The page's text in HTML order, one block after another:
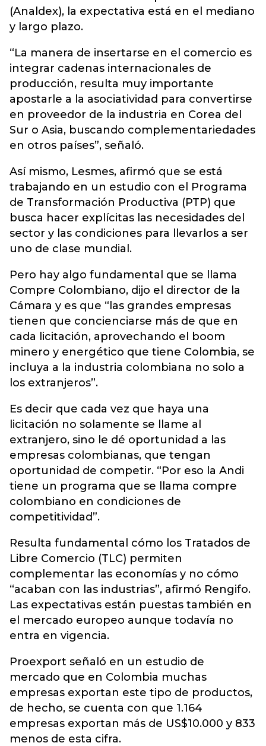
(Analdex), la expectativa está en el mediano
y largo plazo.
“La manera de insertarse en el comercio es
integrar cadenas internacionales de
producción, resulta muy importante
apostarle a la asociatividad para convertirse
en proveedor de la industria en Corea del
Sur o Asia, buscando complementariedades
en otros países”, señaló.
Así mismo, Lesmes, afirmó que se está
trabajando en un estudio con el Programa
de Transformación Productiva (PTP) que
busca hacer explícitas las necesidades del
sector y las condiciones para llevarlos a ser
uno de clase mundial.
Pero hay algo fundamental que se llama
Compre Colombiano, dijo el director de la
Cámara y es que “las grandes empresas
tienen que concienciarse más de que en
cada licitación, aprovechando el boom
minero y energético que tiene Colombia, se
incluya a la industria colombiana no solo a
los extranjeros”.
Es decir que cada vez que haya una
licitación no solamente se llame al
extranjero, sino le dé oportunidad a las
empresas colombianas, que tengan
oportunidad de competir. “Por eso la Andi
tiene un programa que se llama compre
colombiano en condiciones de
competitividad”.
Resulta fundamental cómo los Tratados de
Libre Comercio (TLC) permiten
complementar las economías y no cómo
“acaban con las industrias”, afirmó Rengifo.
Las expectativas están puestas también en
el mercado europeo aunque todavía no
entra en vigencia.
Proexport señaló en un estudio de
mercado que en Colombia muchas
empresas exportan este tipo de productos,
de hecho, se cuenta con que 1.164
empresas exportan más de US$10.000 y 833
menos de esta cifra.